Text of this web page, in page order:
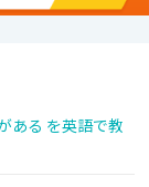
ある を英語で教